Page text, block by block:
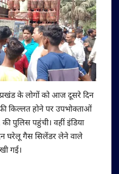
के लोगों को आज दूसरे दिन
किल्लत होने पर उपभोक्ताओं
पुलिस पहुंची। वहीं इंडिया
घरेलू गैस सिलेंडर लेने वाले
गई।